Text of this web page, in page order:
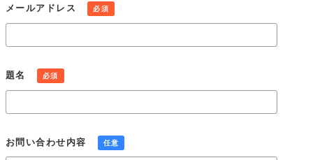
去などを求める権利を有していることを認識し、個人情報相談
窓口を設置して、これらの要求ある場合には、法令にしたがっ
当社は、業務上使用する個人情報について適正な管理を実施す
るとともに、業務上の個人情報の適正な取り扱いを実現するた
当社は、この個人情報保護方針を実行するため、個人情報保護
社内ルールを策定し、これを研修・教育を通じて社内に周知徹
メールアドレス 必須
題名 必須
お問い合わせ内容 任意